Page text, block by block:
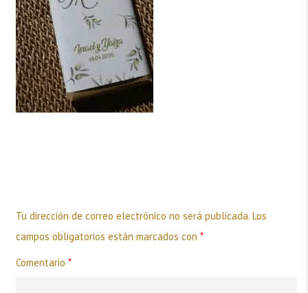
Tu dirección de correo electrónico no será publicada. Los
campos obligatorios están marcados con*
Comentario*